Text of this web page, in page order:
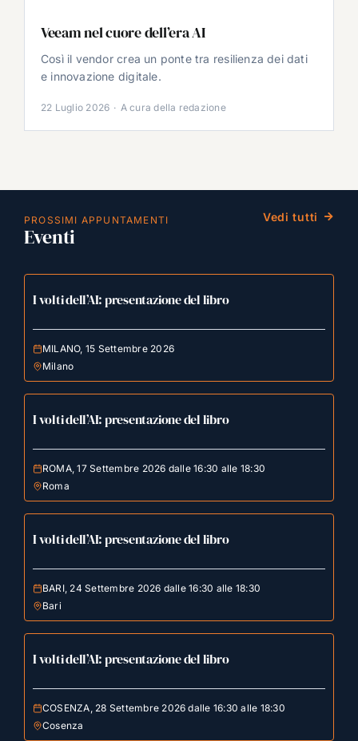
Veeam nel cuore dell’era AI
Così il vendor crea un ponte tra resilienza dei dati
e innovazione digitale.
22 Luglio 2026 · A cura della redazione
PROSSIMI APPUNTAMENTI
Eventi
Vedi tutti
I volti dell’AI: presentazione del libro
MILANO, 15 Settembre 2026
Milano
I volti dell’AI: presentazione del libro
ROMA, 17 Settembre 2026 dalle 16:30 alle 18:30
Roma
I volti dell’AI: presentazione del libro
BARI, 24 Settembre 2026 dalle 16:30 alle 18:30
Bari
I volti dell’AI: presentazione del libro
COSENZA, 28 Settembre 2026 dalle 16:30 alle 18:30
Cosenza